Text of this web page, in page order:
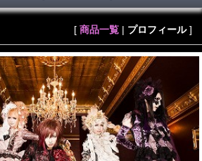
[ 商品一覧 | プロフィール]